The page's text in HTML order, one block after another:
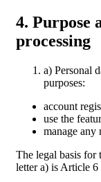
4. Purpose
processing
a) Personal
purposes:
account
use the
manage any
The legal basis for
letter a) is Article